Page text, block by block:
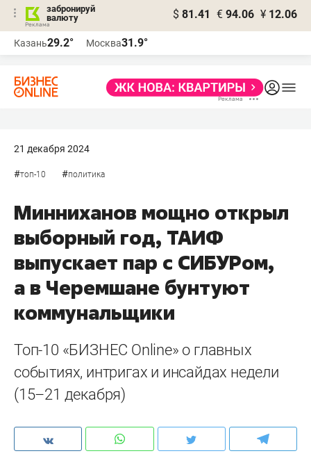
забронируй
валюту
$ 81.41 € 94.06 ¥ 12.06
Казань29.2° Москва31.9°
21 декабря 2024
#топ-10 #политика
Минниханов мощно открыл
выборный год, ТАИФ
выпускает пар с СИБУРом,
а в Черемшане бунтуют
коммунальщики
Топ-10 «БИЗНЕС Online» о главных
событиях, интригах и инсайдах недели
(15–21 декабря)